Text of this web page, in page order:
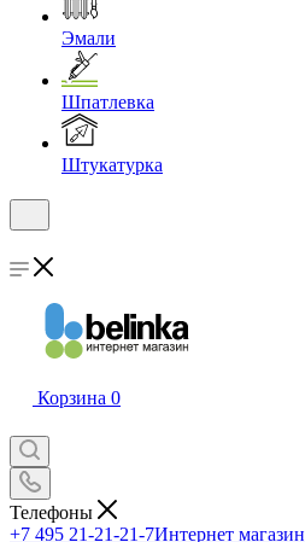
Эмали
Шпатлевка
Штукатурка
Корзина 0
Телефоны
+7 495 21-21-21-7Интернет магазин